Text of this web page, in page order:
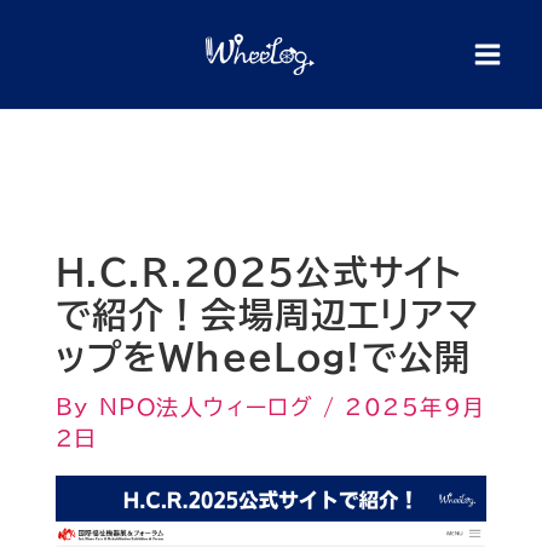
H.C.R.2025公式サイト
で紹介！会場周辺エリアマ
ップをWheeLog!で公開
By NPO法人ウィーログ / 2025年9月
2日